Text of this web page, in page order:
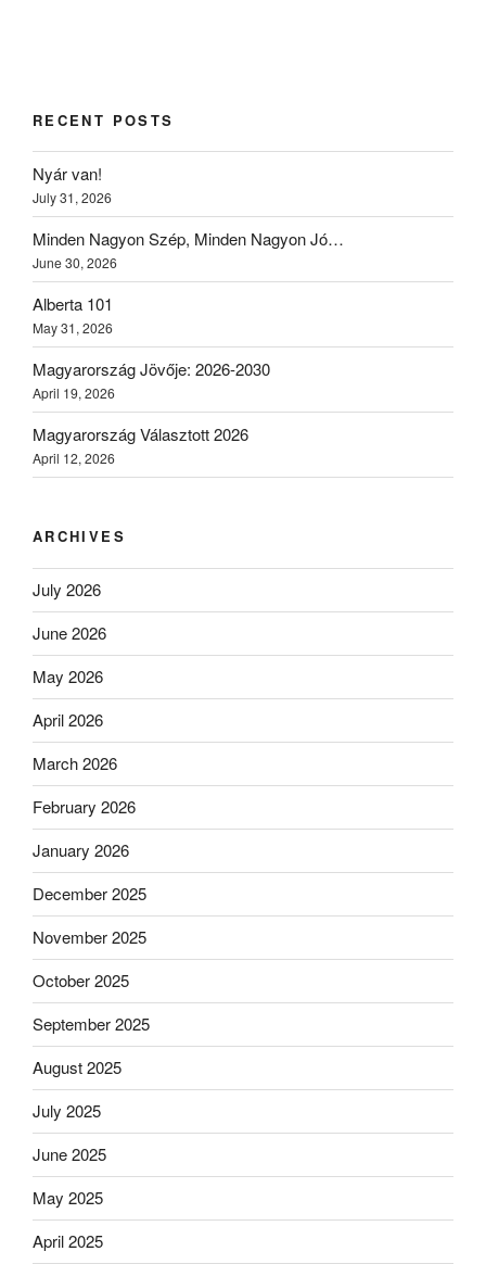
RECENT POSTS
Nyár van!
July 31, 2026
Minden Nagyon Szép, Minden Nagyon Jó…
June 30, 2026
Alberta 101
May 31, 2026
Magyarország Jövője: 2026-2030
April 19, 2026
Magyarország Választott 2026
April 12, 2026
ARCHIVES
July 2026
June 2026
May 2026
April 2026
March 2026
February 2026
January 2026
December 2025
November 2025
October 2025
September 2025
August 2025
July 2025
June 2025
May 2025
April 2025